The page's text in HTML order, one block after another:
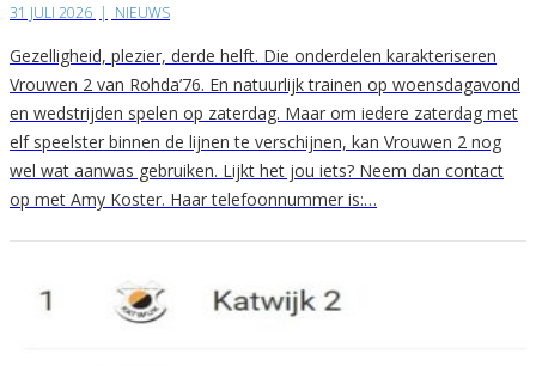
31 JULI 2026 | NIEUWS
Gezelligheid, plezier, derde helft. Die onderdelen karakteriseren
Vrouwen 2 van Rohda’76. En natuurlijk trainen op woensdagavond
en wedstrijden spelen op zaterdag. Maar om iedere zaterdag met
elf speelster binnen de lijnen te verschijnen, kan Vrouwen 2 nog
wel wat aanwas gebruiken. Lijkt het jou iets? Neem dan contact
op met Amy Koster. Haar telefoonnummer is:…